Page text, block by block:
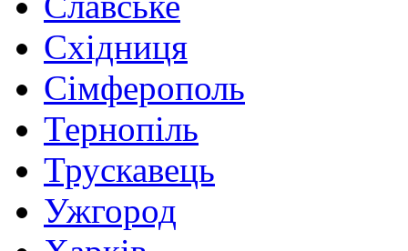
Східниця
Сімферополь
Тернопіль
Трускавець
Ужгород